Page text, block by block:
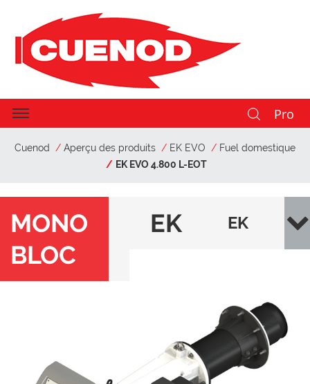
Pro
Cuenod Aperçu des produits EK EVO
Fuel domestique
EK EVO 4.800 L-EOT
MONO
BLOC
EK
EK
0 L-
EOT